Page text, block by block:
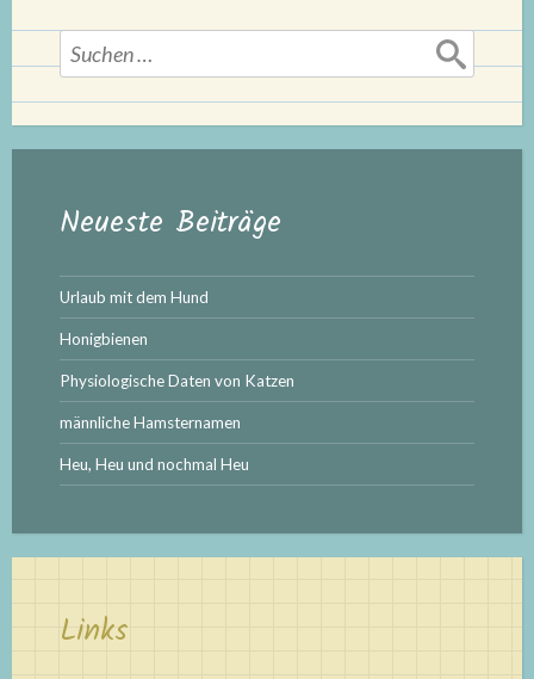
Suchen
nach:
Neueste Beiträge
Urlaub mit dem Hund
Honigbienen
Physiologische Daten von Katzen
männliche Hamsternamen
Heu, Heu und nochmal Heu
Links